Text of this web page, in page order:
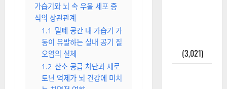
가습기와 뇌 속 우울 세포 증
식의 상관관계
1.1 밀폐 공간 내 가습기 가
동이 유발하는 실내 공기 질
오염의 실체
1.2 산소 공급 차단과 세로
토닌 억제가 뇌 건강에 미치
(3,021)